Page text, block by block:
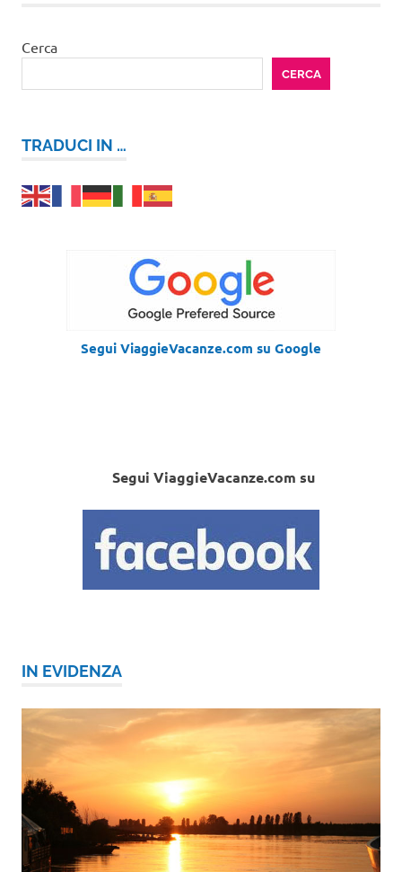
Cerca
CERCA
TRADUCI IN …
Segui ViaggieVacanze.com su Google
Segui ViaggieVacanze.com su
IN EVIDENZA